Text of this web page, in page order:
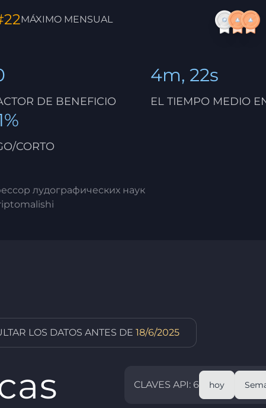
MÁXIMO MENSUAL
DE BENEFICIO
4m, 22s
EL TIEMPO MEDIO
CORTO
лудографических наук
LOS DATOS ANTES DE 18/6/2025
CLAVES API: 6 hoy